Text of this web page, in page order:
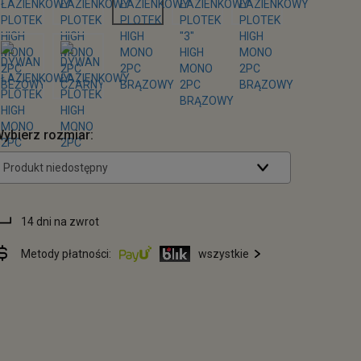
rozmiar:
Produkt niedostępny
14 dni na zwrot
Metody płatności: wszystkie